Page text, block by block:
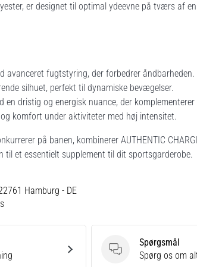
er designet til optimal ydeevne på tværs af
avanceret fugtstyring, der forbedrer åndbarheden.
silhuet, perfekt til dynamiske bevægelser.
en dristig og energisk nuance, der
komfort under aktiviteter med høj intensitet.
på banen, kombinerer AUTHENTIC
til et essentielt supplement til dit sportsgarderobe.
Hamburg - DE
Spørgsmål
Spørgsmål
Spørg os om